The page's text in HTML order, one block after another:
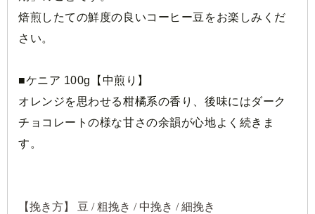
焙煎したての鮮度の良いコーヒー豆をお楽しみくだ
さい。
■ケニア 100g【中煎り】
オレンジを思わせる柑橘系の香り、後味にはダーク
チョコレートの様な甘さの余韻が心地よく続きま
す。
【挽き方】 豆 / 粗挽き / 中挽き / 細挽き